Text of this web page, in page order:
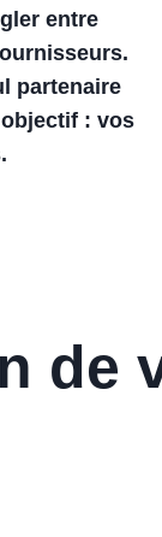
entre
partenaire
: vos
de